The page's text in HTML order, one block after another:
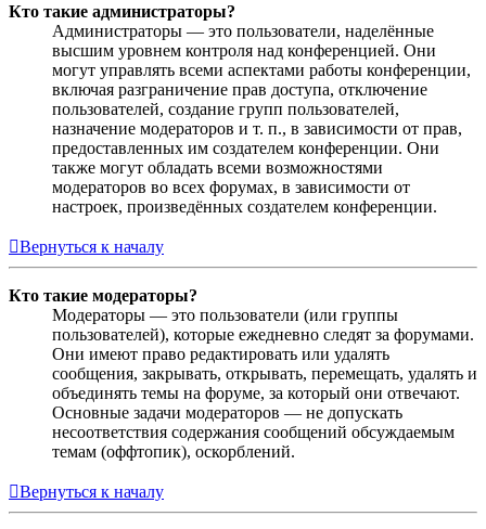
Кто такие администраторы?
Администраторы — это пользователи, наделённые
высшим уровнем контроля над конференцией. Они
могут управлять всеми аспектами работы конференции,
включая разграничение прав доступа, отключение
пользователей, создание групп пользователей,
назначение модераторов и т. п., в зависимости от прав,
предоставленных им создателем конференции. Они
также могут обладать всеми возможностями
модераторов во всех форумах, в зависимости от
настроек, произведённых создателем конференции.
Вернуться к началу
Кто такие модераторы?
Модераторы — это пользователи (или группы
пользователей), которые ежедневно следят за форумами.
Они имеют право редактировать или удалять
сообщения, закрывать, открывать, перемещать, удалять и
объединять темы на форуме, за который они отвечают.
Основные задачи модераторов — не допускать
несоответствия содержания сообщений обсуждаемым
темам (оффтопик), оскорблений.
Вернуться к началу